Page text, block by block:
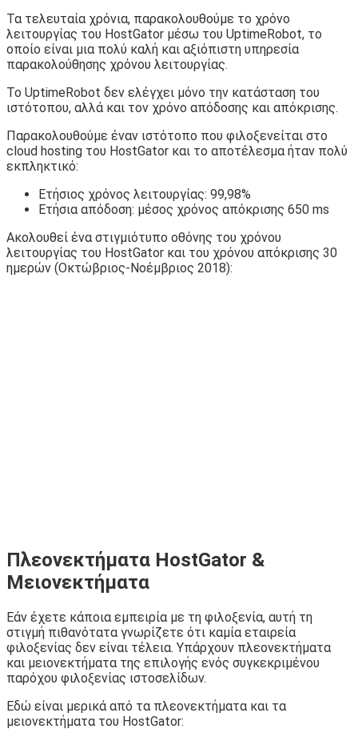
Τα τελευταία χρόνια, παρακολουθούμε το χρόνο
λειτουργίας του HostGator μέσω του UptimeRobot, το
οποίο είναι μια πολύ καλή και αξιόπιστη υπηρεσία
παρακολούθησης χρόνου λειτουργίας.
Το UptimeRobot δεν ελέγχει μόνο την κατάσταση του
ιστότοπου, αλλά και τον χρόνο απόδοσης και απόκρισης.
Παρακολουθούμε έναν ιστότοπο που φιλοξενείται στο
cloud hosting του HostGator και το αποτέλεσμα ήταν πολύ
εκπληκτικό:
Ετήσιος χρόνος λειτουργίας: 99,98%
Ετήσια απόδοση: μέσος χρόνος απόκρισης 650 ms
Ακολουθεί ένα στιγμιότυπο οθόνης του χρόνου
λειτουργίας του HostGator και του χρόνου απόκρισης 30
ημερών (Οκτώβριος-Νοέμβριος 2018):
Πλεονεκτήματα HostGator &
Μειονεκτήματα
Εάν έχετε κάποια εμπειρία με τη φιλοξενία, αυτή τη
στιγμή πιθανότατα γνωρίζετε ότι καμία εταιρεία
φιλοξενίας δεν είναι τέλεια. Υπάρχουν πλεονεκτήματα
και μειονεκτήματα της επιλογής ενός συγκεκριμένου
παρόχου φιλοξενίας ιστοσελίδων.
Εδώ είναι μερικά από τα πλεονεκτήματα και τα
μειονεκτήματα του HostGator: